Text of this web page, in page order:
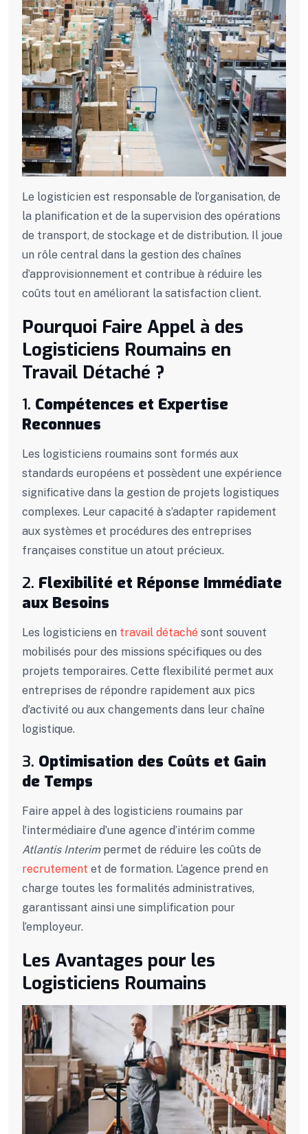
Le logisticien est responsable de l’organisation, de
la planification et de la supervision des opérations
de transport, de stockage et de distribution. Il joue
un rôle central dans la gestion des chaînes
d’approvisionnement et contribue à réduire les
coûts tout en améliorant la satisfaction client.
Pourquoi Faire Appel à des
Logisticiens Roumains en
Travail Détaché ?
1. Compétences et Expertise
Reconnues
Les logisticiens roumains sont formés aux
standards européens et possèdent une expérience
significative dans la gestion de projets logistiques
complexes. Leur capacité à s’adapter rapidement
aux systèmes et procédures des entreprises
françaises constitue un atout précieux.
2. Flexibilité et Réponse Immédiate
aux Besoins
Les logisticiens en travail détaché sont souvent
mobilisés pour des missions spécifiques ou des
projets temporaires. Cette flexibilité permet aux
entreprises de répondre rapidement aux pics
d’activité ou aux changements dans leur chaîne
logistique.
3. Optimisation des Coûts et Gain
de Temps
Faire appel à des logisticiens roumains par
l’intermédiaire d’une agence d’intérim comme
Atlantis Interimpermet de réduire les coûts de
recrutement et de formation. L’agence prend en
charge toutes les formalités administratives,
garantissant ainsi une simplification pour
l’employeur.
Les Avantages pour les
Logisticiens Roumains